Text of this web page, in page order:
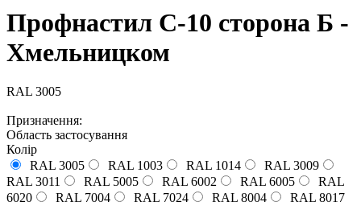
Профнастил С-10 сторона Б -
Хмельницком
RAL 3005
Призначення:
Область застосування
Колір
RAL 3005
RAL 1003 RAL 1014
RAL 3009
RAL 3011
RAL 5005 RAL 6002 RAL 6005
RAL
6020
RAL 7004 RAL 7024 RAL 8004
RAL 8017